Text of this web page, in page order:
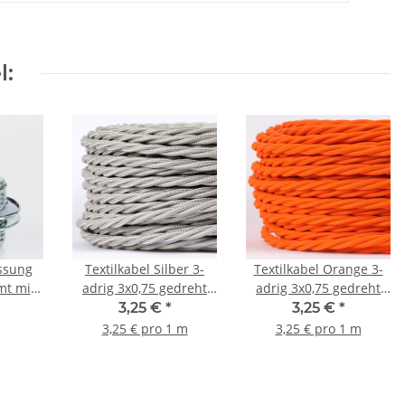
mit
2
Textilkabel Silber 3-
adrig 3x0,75 gedreht
verseilt
3,25 € *
3,25 € pro 1 m
Textilkabel Orange 3-
adrig 3x0,75 gedreht
verseilt
3,25 € *
3,25 € pro 1 m